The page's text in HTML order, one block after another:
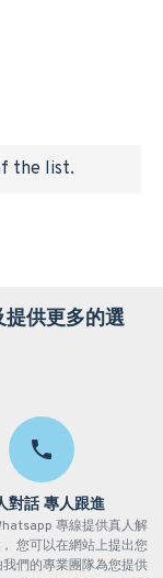
the list.
供更多的選
對話 專人跟進
專線提供真人解
您可以在網站上提出您
們的專業團隊為您提供